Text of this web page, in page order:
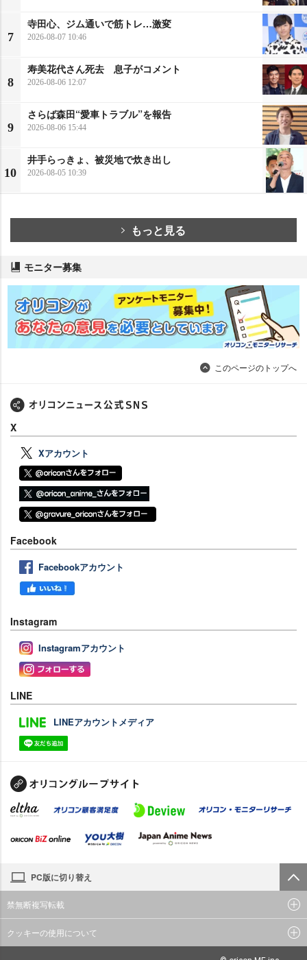
7
寺田心、ジム通いで筋トレ…激変
2026-08-07 10:46
8
寿美花代さん死去 息子がコメント
2026-08-06 12:07
9
さらば森田“愛車トラブル”を報告
2026-08-06 15:44
10
井手らっきょ、被災地で炊き出し
2026-08-05 10:39
もっと見る
モニター募集
このページのトップへ
X
Xアカウント
Facebook
Facebookアカウント
Instagram
Instagramアカウント
LINE
LINEアカウントメディア
PC版に切り替え
禁無断複写転載
クッキーの使用について